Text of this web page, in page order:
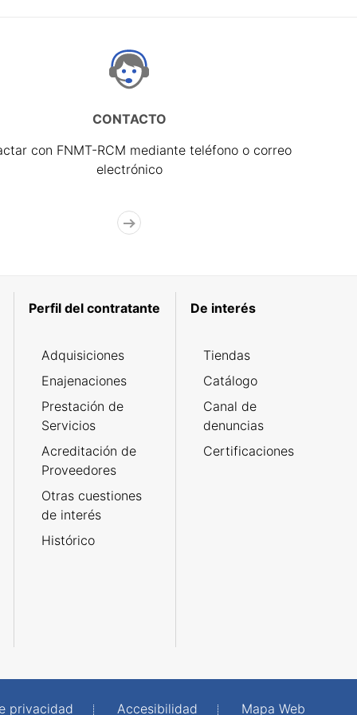
CONTACTO
con FNMT-RCM mediante teléfono o correo
electrónico
Perfil del contratante
Adquisiciones
Enajenaciones
Prestación de
Servicios
Acreditación de
Proveedores
Otras cuestiones
de interés
Histórico
De interés
Tiendas
Catálogo
Canal de
denuncias
Certificaciones
privacidad Accesibilidad Mapa Web